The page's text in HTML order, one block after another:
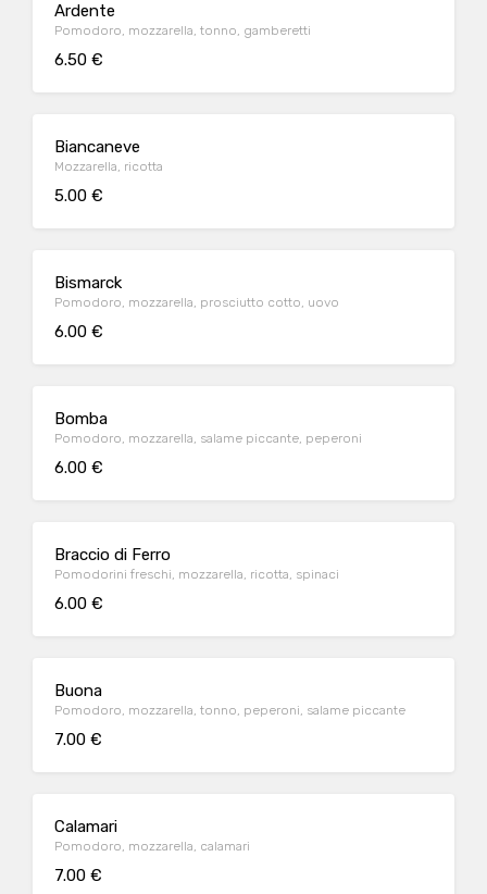
Ardente
Pomodoro, mozzarella, tonno, gamberetti
6.50 €
Biancaneve
Mozzarella, ricotta
5.00 €
Bismarck
Pomodoro, mozzarella, prosciutto cotto, uovo
6.00 €
Bomba
Pomodoro, mozzarella, salame piccante, peperoni
6.00 €
Braccio di Ferro
Pomodorini freschi, mozzarella, ricotta, spinaci
6.00 €
Buona
Pomodoro, mozzarella, tonno, peperoni, salame piccante
7.00 €
Calamari
Pomodoro, mozzarella, calamari
7.00 €